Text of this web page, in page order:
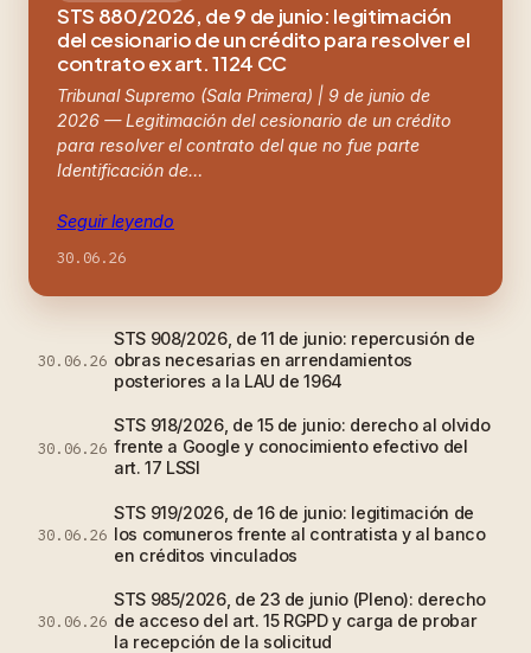
STS 880/2026, de 9 de junio: legitimación
del cesionario de un crédito para resolver el
contrato ex art. 1124 CC
Tribunal Supremo (Sala Primera) | 9 de junio de
2026 — Legitimación del cesionario de un crédito
para resolver el contrato del que no fue parte
Identificación de…
Seguir leyendo
30.06.26
30.06.26
STS 908/2026, de 11 de junio: repercusión de
obras necesarias en arrendamientos
posteriores a la LAU de 1964
30.06.26
STS 918/2026, de 15 de junio: derecho al olvido
frente a Google y conocimiento efectivo del
art. 17 LSSI
30.06.26
STS 919/2026, de 16 de junio: legitimación de
los comuneros frente al contratista y al banco
en créditos vinculados
30.06.26
STS 985/2026, de 23 de junio (Pleno): derecho
de acceso del art. 15 RGPD y carga de probar
la recepción de la solicitud